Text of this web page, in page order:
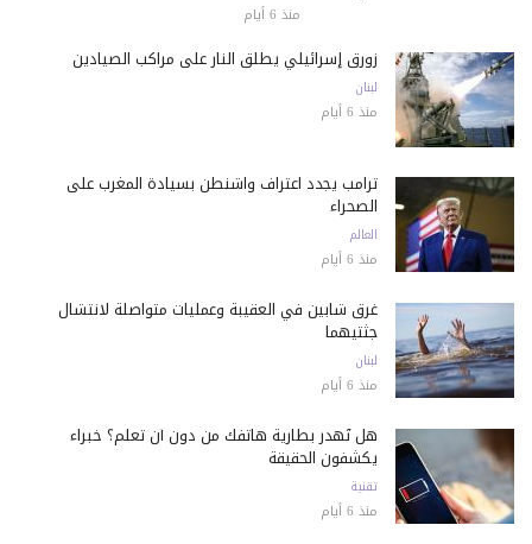
منذ 6 أيام
زورق إسرائيلي يطلق النار على مراكب الصيادين
لبنان
منذ 6 أيام
ترامب يجدد اعتراف واشنطن بسيادة المغرب على
الصحراء
العالم
منذ 6 أيام
غرق شابين في العقيبة وعمليات متواصلة لانتشال
جثتيهما
لبنان
منذ 6 أيام
هل تُهدر بطارية هاتفك من دون أن تعلم؟ خبراء
يكشفون الحقيقة
تقنية
منذ 6 أيام